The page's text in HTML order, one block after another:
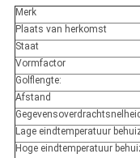
Merk
Plaats van herkomst
Staat
Vormfactor
Golflengte:
Afstand
Lage eindtemperatuur
Hoge eindtemperatuur